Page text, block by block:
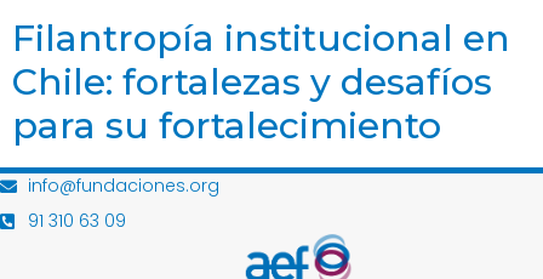
Filantropía institucional en
Chile: fortalezas y desafíos
para su fortalecimiento
info@fundaciones.org
91 310 63 09